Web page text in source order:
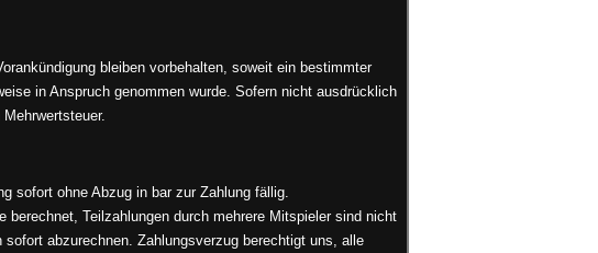
bleiben vorbehalten, soweit ein bestimmter
in Anspruch genommen wurde. Sofern nicht ausdrücklich
sofort ohne Abzug in bar zur Zahlung fällig.
Teilzahlungen durch mehrere Mitspieler sind nicht
abzurechnen. Zahlungsverzug berechtigt uns, alle